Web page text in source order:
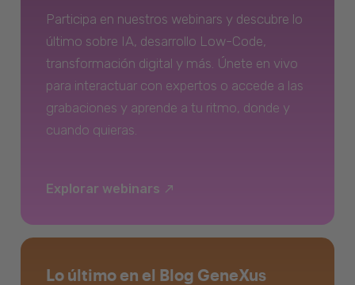
Participa en nuestros webinars y descubre lo
último sobre IA, desarrollo Low-Code,
transformación digital y más. Únete en vivo
para interactuar con expertos o accede a las
grabaciones y aprende a tu ritmo, donde y
cuando quieras.
Explorar webinars
Lo último en el Blog GeneXus